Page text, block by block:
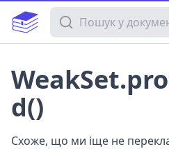
Пошук у документації
d()
Схоже, що ми іще не